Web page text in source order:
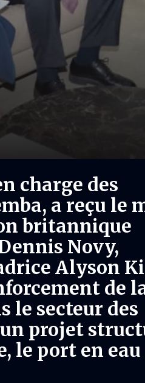
charge des
a reçu le
britannique
Novy,
Alyson
de
le secteur des
projet
le port en eau